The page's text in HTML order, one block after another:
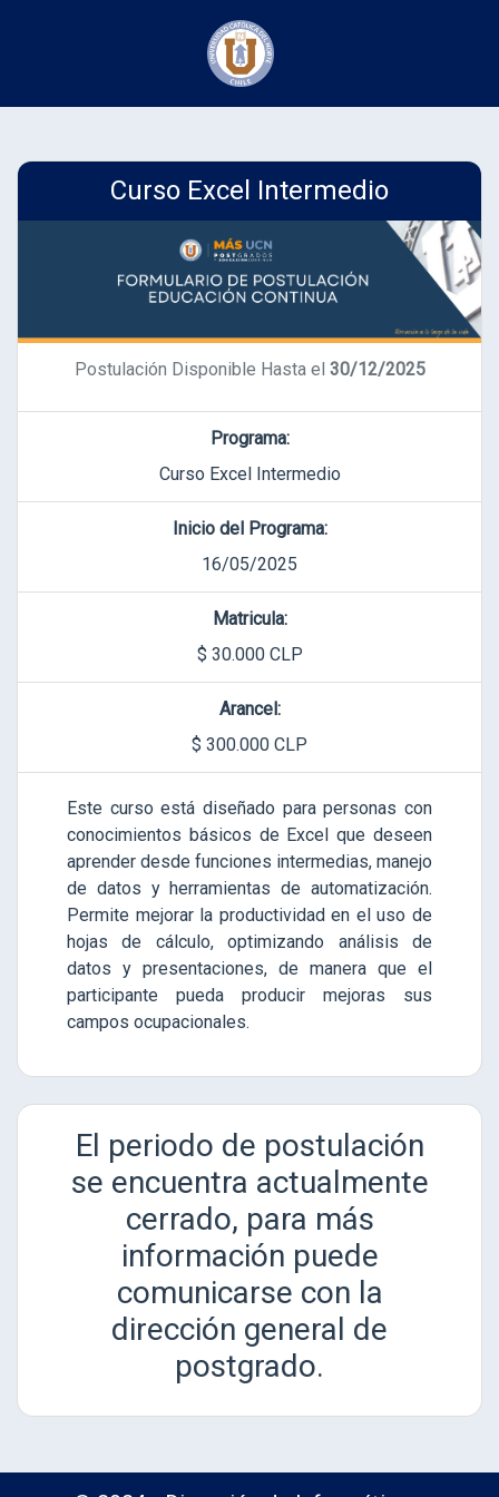
Curso Excel Intermedio
Postulación Disponible Hasta el 30/12/2025
Programa:
Curso Excel Intermedio
Inicio del Programa:
16/05/2025
Matricula:
$ 30.000 CLP
Arancel:
$ 300.000 CLP
Este curso está diseñado para personas con
conocimientos básicos de Excel que deseen
aprender desde funciones intermedias, manejo
de datos y herramientas de automatización.
Permite mejorar la productividad en el uso de
hojas de cálculo, optimizando análisis de
datos y presentaciones, de manera que el
participante pueda producir mejoras sus
campos ocupacionales.
El periodo de postulación
se encuentra actualmente
cerrado, para más
información puede
comunicarse con la
dirección general de
postgrado.